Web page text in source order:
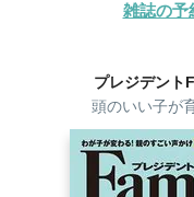
雑誌の予
プレジデント
頭のいい子が